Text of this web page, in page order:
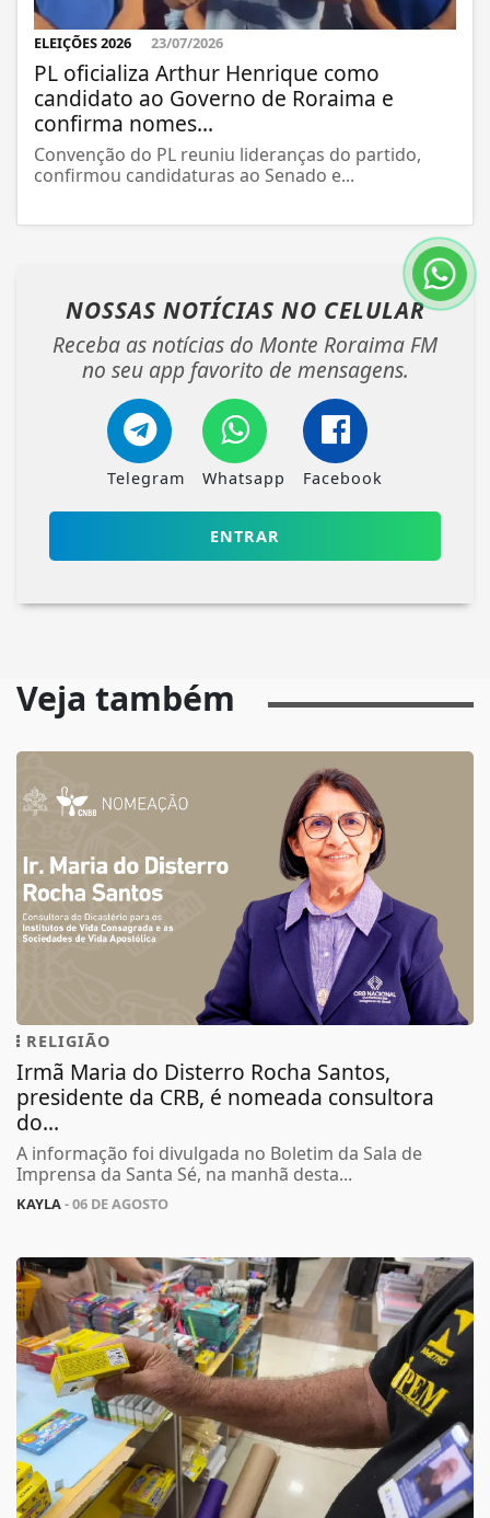
ELEIÇÕES 2026 23/07/2026
PL oficializa Arthur Henrique como
candidato ao Governo de Roraima e
confirma nomes...
Convenção do PL reuniu lideranças do partido,
confirmou candidaturas ao Senado e...
NOSSAS NOTÍCIAS NO CELULAR
Receba as notícias do Monte Roraima FM
no seu app favorito de mensagens.
Telegram Whatsapp Facebook
ENTRAR
Veja também
RELIGIÃO
Irmã Maria do Disterro Rocha Santos,
presidente da CRB, é nomeada consultora
do...
A informação foi divulgada no Boletim da Sala de
Imprensa da Santa Sé, na manhã desta...
KAYLA- 06 DE AGOSTO